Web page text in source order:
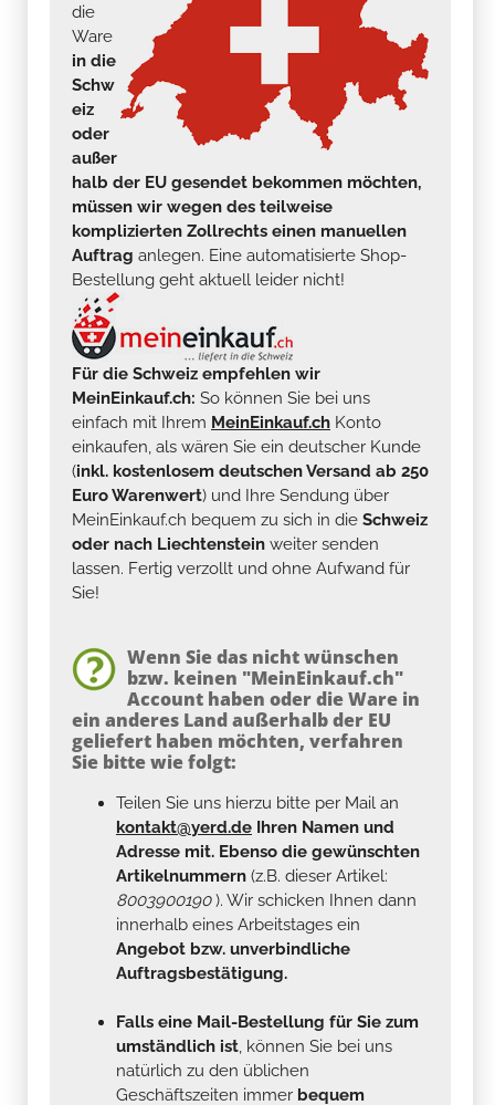
die
Ware
in die
Schw
eiz
oder
außer
halb der EU gesendet bekommen möchten,
müssen wir wegen des teilweise
komplizierten Zollrechts einen manuellen
Auftrag anlegen. Eine automatisierte Shop-
Bestellung geht aktuell leider nicht!
Für die Schweiz empfehlen wir
MeinEinkauf.ch: So können Sie bei uns
einfach mit Ihrem MeinEinkauf.ch Konto
einkaufen, als wären Sie ein deutscher Kunde
(inkl. kostenlosem deutschen Versand ab 250
Euro Warenwert) und Ihre Sendung über
MeinEinkauf.ch bequem zu sich in die Schweiz
oder nach Liechtenstein weiter senden
lassen. Fertig verzollt und ohne Aufwand für
Sie!
Wenn Sie das nicht wünschen
bzw. keinen "MeinEinkauf.ch"
Account haben oder die Ware in
ein anderes Land außerhalb der EU
geliefert haben möchten, verfahren
Sie bitte wie folgt:
Teilen Sie uns hierzu bitte per Mail an
kontakt@yerd.de Ihren Namen und
Adresse mit. Ebenso die gewünschten
Artikelnummern (z.B. dieser Artikel:
8003900190). Wir schicken Ihnen dann
innerhalb eines Arbeitstages ein
Angebot bzw. unverbindliche
Auftragsbestätigung.
Falls eine Mail-Bestellung für Sie zum
umständlich ist, können Sie bei uns
natürlich zu den üblichen
Geschäftszeiten immer bequem